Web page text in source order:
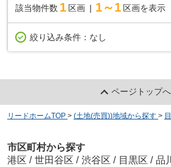
該当物件数 1 区画 1～1 区画を表示
絞り込み条件： なし
ページトップへ
リードホームTOP > (土地(売買))地域から探す >
市区町村から探す
港区 / 世田谷区 / 渋谷区 / 目黒区 / 品